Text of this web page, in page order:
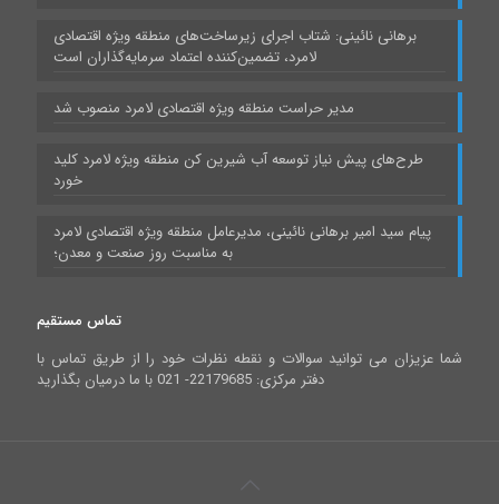
برهانی نائینی: شتاب اجرای زیرساخت‌های منطقه ویژه اقتصادی
لامرد، تضمین‌کننده اعتماد سرمایه‌گذاران است
مدیر حراست منطقه ویژه اقتصادی لامرد منصوب شد
طرح‌های پیش نیاز توسعه آب شیرین کن منطقه ویژه لامرد کلید
خورد
پیام سید امیر برهانی نائینی، مدیرعامل منطقه ویژه اقتصادی لامرد
به مناسبت روز صنعت و معدن؛
تماس مستقیم
شما عزیزان می توانید سوالات و نقطه نظرات خود را از طریق تماس با
دفتر مرکزی: 22179685- 021 با ما درمیان بگذارید